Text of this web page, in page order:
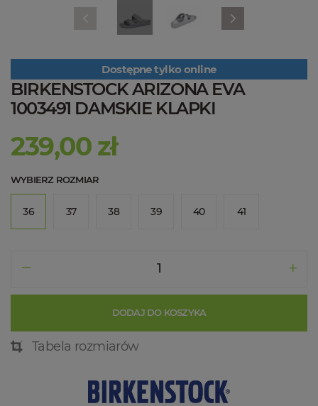
Dostępne tylko online
BIRKENSTOCK ARIZONA EVA
1003491 DAMSKIE KLAPKI
239,00 zł
WYBIERZ ROZMIAR
36 37 38 39 40 41
DODAJ DO KOSZYKA
Tabela rozmiarów